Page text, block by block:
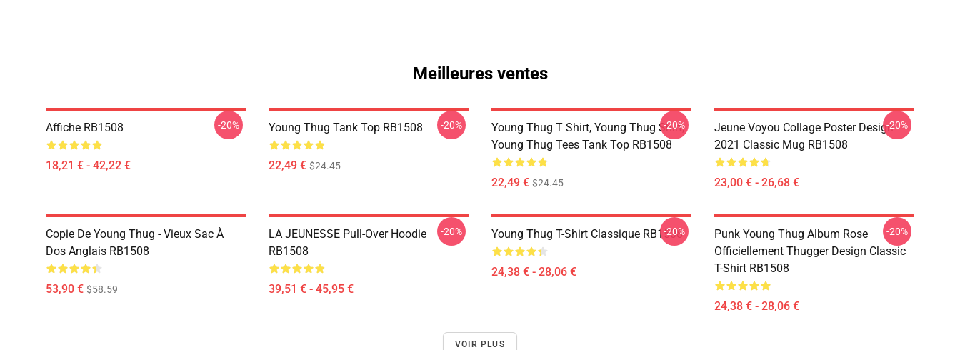
Meilleures ventes
Affiche RB1508
18,21 € - 42,22 €
-20% Young Thug Tank Top RB1508
22,49 € $24.45
-20%
Young Thug T Shirt, Young Thug Shirt,
Young Thug Tees Tank Top RB1508
22,49 € $24.45
-20%
Jeune Voyou Collage Poster Design
2021 Classic Mug RB1508
23,00 € - 26,68 €
-20%
Copie De Young Thug - Vieux Sac À
Dos Anglais RB1508
53,90 € $58.59
LA JEUNESSE Pull-Over Hoodie
RB1508
39,51 € - 45,95 €
-20% Young Thug T-Shirt Classique RB1508
24,38 € - 28,06 €
-20%
Punk Young Thug Album Rose
Officiellement Thugger Design Classic
T-Shirt RB1508
24,38 € - 28,06 €
-20%
VOIR PLUS